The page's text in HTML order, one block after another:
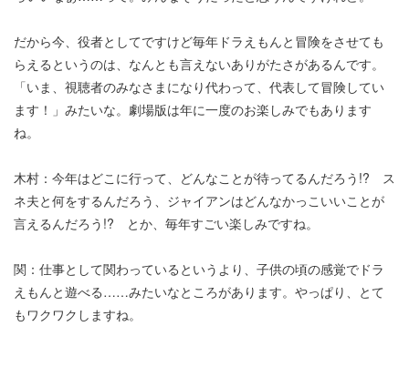
だから今、役者としてですけど毎年ドラえもんと冒険をさせても
らえるというのは、なんとも言えないありがたさがあるんです。
「いま、視聴者のみなさまになり代わって、代表して冒険してい
ます！」みたいな。劇場版は年に一度のお楽しみでもあります
ね。
木村：今年はどこに行って、どんなことが待ってるんだろう!? ス
ネ夫と何をするんだろう、ジャイアンはどんなかっこいいことが
言えるんだろう!? とか、毎年すごい楽しみですね。
関：仕事として関わっているというより、子供の頃の感覚でドラ
えもんと遊べる……みたいなところがあります。やっぱり、とて
もワクワクしますね。